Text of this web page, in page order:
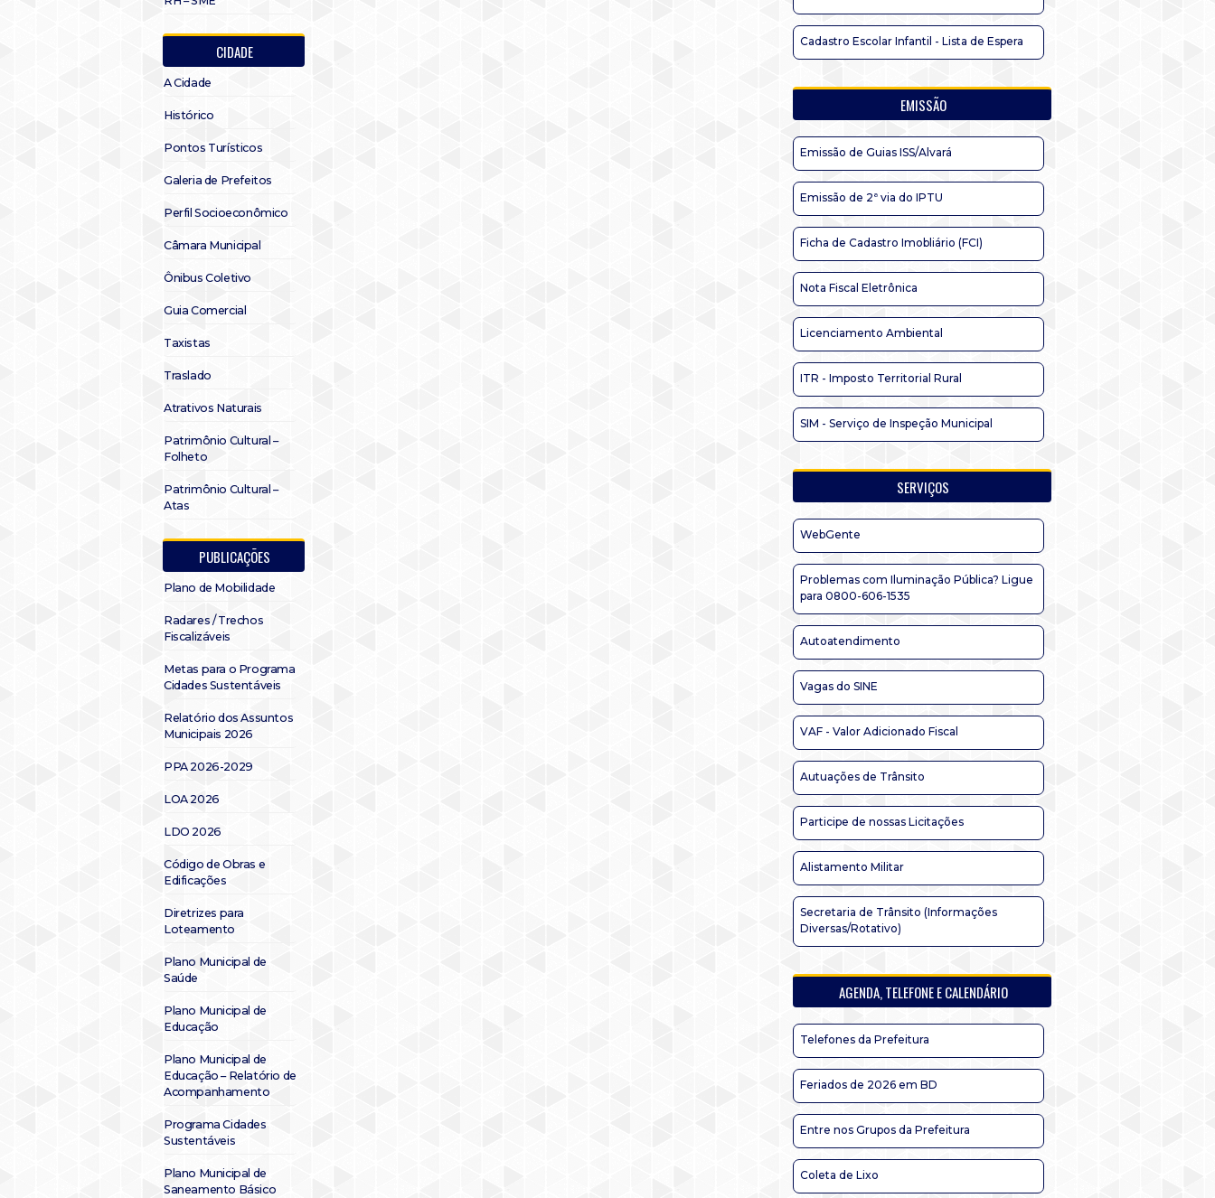
CIDADE
A Cidade
Histórico
Pontos Turísticos
Galeria de Prefeitos
Perfil Socioeconômico
Câmara Municipal
Ônibus Coletivo
Guia Comercial
Taxistas
Traslado
Atrativos Naturais
Patrimônio Cultural –
Folheto
Patrimônio Cultural –
Atas
PUBLICAÇÕES
Plano de Mobilidade
Radares / Trechos
Fiscalizáveis
Metas para o Programa
Cidades Sustentáveis
Relatório dos Assuntos
Municipais 2026
PPA 2026-2029
LOA 2026
LDO 2026
Código de Obras e
Edificações
Diretrizes para
Loteamento
Plano Municipal de
Saúde
Plano Municipal de
Educação
Plano Municipal de
Educação – Relatório de
Acompanhamento
Programa Cidades
Sustentáveis
Plano Municipal de
Saneamento Básico
Cadastro Escolar Infantil - Lista de Espera
EMISSÃO
Emissão de Guias ISS/Alvará
Emissão de 2ª via do IPTU
Ficha de Cadastro Imobliário (FCI)
Nota Fiscal Eletrônica
Licenciamento Ambiental
ITR - Imposto Territorial Rural
SIM - Serviço de Inspeção Municipal
SERVIÇOS
WebGente
Problemas com Iluminação Pública? Ligue
para 0800-606-1535
Autoatendimento
Vagas do SINE
VAF - Valor Adicionado Fiscal
Autuações de Trânsito
Participe de nossas Licitações
Alistamento Militar
Secretaria de Trânsito (Informações
Diversas/Rotativo)
AGENDA, TELEFONE E CALENDÁRIO
Telefones da Prefeitura
Feriados de 2026 em BD
Entre nos Grupos da Prefeitura
Coleta de Lixo